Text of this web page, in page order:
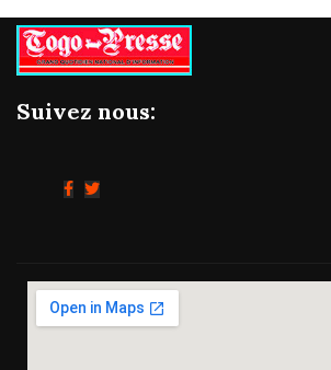
Suivez nous: